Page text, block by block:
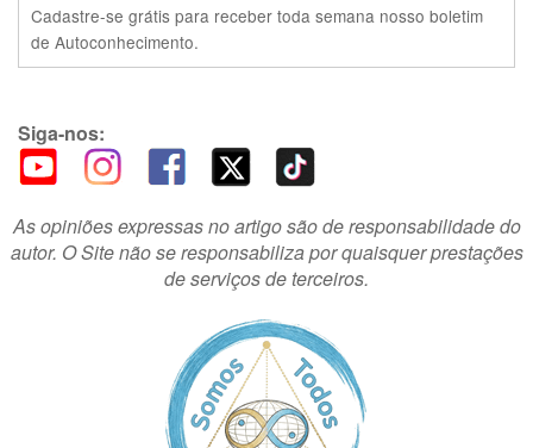
Cadastre-se grátis para receber toda semana nosso boletim
de Autoconhecimento.
Siga-nos:
As opiniões expressas no artigo são de responsabilidade do
autor. O Site não se responsabiliza por quaisquer prestações
de serviços de terceiros.